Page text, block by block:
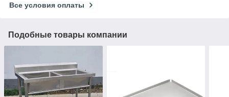
Все условия оплаты
Подобные товары компании